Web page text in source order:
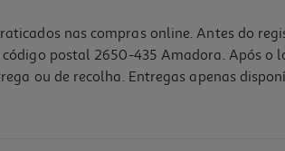
nas compras online. Antes do
postal 2650-435 Amadora. Após
ou de recolha. Entregas apenas